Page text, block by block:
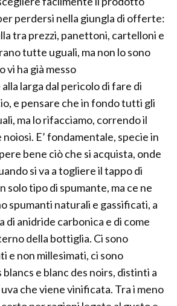
perdersi nella giungla di offerte:
tra prezzi, panettoni, cartelloni e
tutte uguali, ma non lo sono
ha già messo
larga dal pericolo di fare di
e pensare che in fondo tutti gli
ma lo rifacciamo, correndo il
E’ fondamentale, specie in
bene ciò che si acquista, onde
si va a togliere il tappo di
solo tipo di spumante, ma ce ne
spumanti naturali e gassificati, a
di anidride carbonica e di come
della bottiglia. Ci sono
e non millesimati, ci sono
e blanc des noirs, distinti a
che viene vinificata. Tra i meno